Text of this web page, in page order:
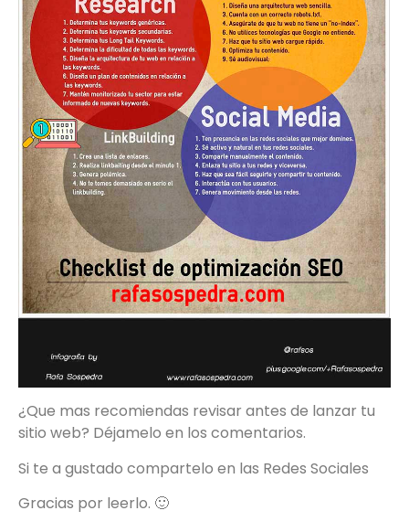
¿Que mas recomiendas revisar antes de lanzar tu
sitio web? Déjamelo en los comentarios.
Si te a gustado compartelo en las Redes Sociales
Gracias por leerlo. 🙂